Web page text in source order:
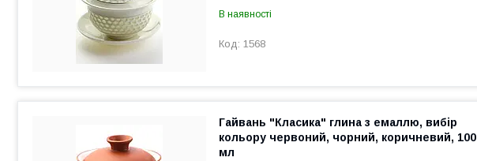
В наявності
1568
Гайвань "Класика" глина з емаллю, вибір
кольору червоний, чорний, коричневий, 100
мл